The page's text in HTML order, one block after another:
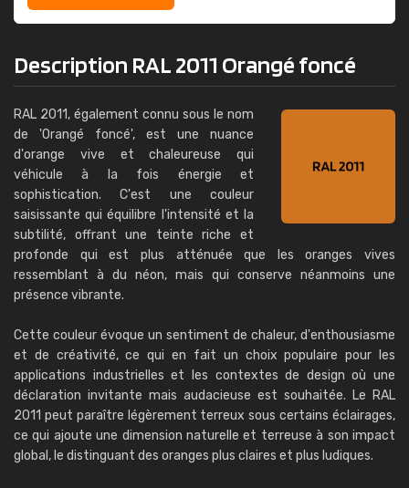
Description RAL 2011 Orangé foncé
RAL 2011, également connu sous le nom
de 'Orangé foncé', est une nuance
d'orange vive et chaleureuse qui
véhicule à la fois énergie et
sophistication. C'est une couleur
saisissante qui équilibre l'intensité et la
subtilité, offrant une teinte riche et
profonde qui est plus atténuée que les oranges vives
ressemblant à du néon, mais qui conserve néanmoins une
présence vibrante.
Cette couleur évoque un sentiment de chaleur, d'enthousiasme
et de créativité, ce qui en fait un choix populaire pour les
applications industrielles et les contextes de design où une
déclaration invitante mais audacieuse est souhaitée. Le RAL
2011 peut paraître légèrement terreux sous certains éclairages,
ce qui ajoute une dimension naturelle et terreuse à son impact
global, le distinguant des oranges plus claires et plus ludiques.